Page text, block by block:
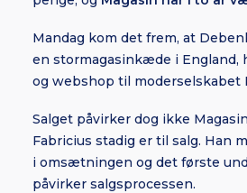
Mandag kom det frem, at
en stormagasinkæde i England,
og webshop til moderselskabet
Salget påvirker dog ikke
Fabricius stadig er til salg. Han
i omsætningen og det første
påvirker salgsprocessen.